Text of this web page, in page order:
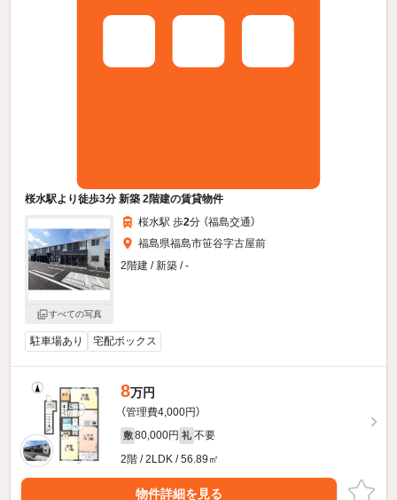
桜水駅より徒歩3分 新築 2階建の賃貸物件
すべての写真
桜水駅 歩2分 （福島交通）
福島県福島市笹谷字古屋前
2階建 / 新築 / -
駐車場あり 宅配ボックス
8万円
（管理費4,000円）
敷 80,000円 礼 不要
2階 / 2LDK / 56.89㎡
物件詳細を見る